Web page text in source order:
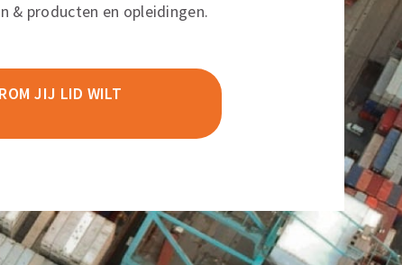
& producten en opleidingen.
JIJ LID WILT